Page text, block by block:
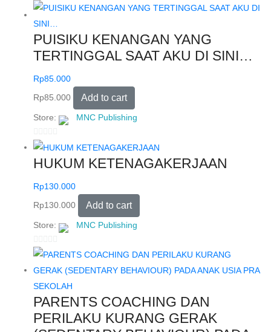
0
o
t
o
PUISIKU KENANGAN YANG
TERTINGGAL SAAT AKU DI SINI…
Rp85.000
Rp85.000 Add to cart
Store: MNC Publishing
0
o
u
t
f
5
HUKUM KETENAGAKERJAAN
Rp130.000
Rp130.000 Add to cart
Store: MNC Publishing
0
o
t
o
f
PARENTS COACHING DAN
PERILAKU KURANG GERAK